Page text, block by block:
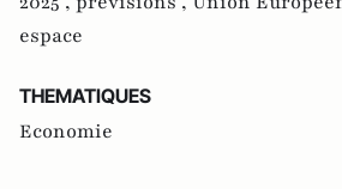
espace
THEMATIQUES
Economie